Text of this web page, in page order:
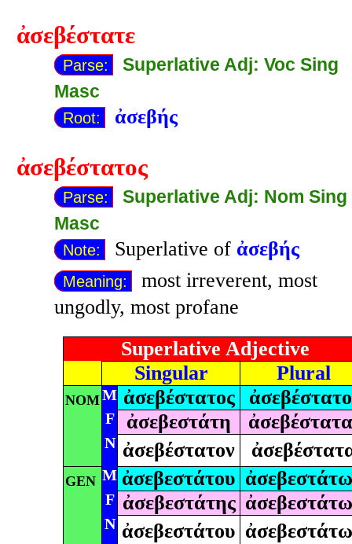
ἀσεβέστατε
Parse:
Superlative Adj: Voc Sing
Masc
Root: ἀσεβής
ἀσεβέστατος
Parse:
Superlative Adj: Nom Sing
Masc
Note: Superlative of ἀσεβής
Meaning:
most irreverent, most
ungodly, most profane
Superlative Adjective
Singular
Plural
NOMM ἀσεβέστατος
F ἀσεβεστάτη
N ἀσεβέστατον
GEN M ἀσεβεστάτου
F ἀσεβεστάτης
N ἀσεβεστάτου